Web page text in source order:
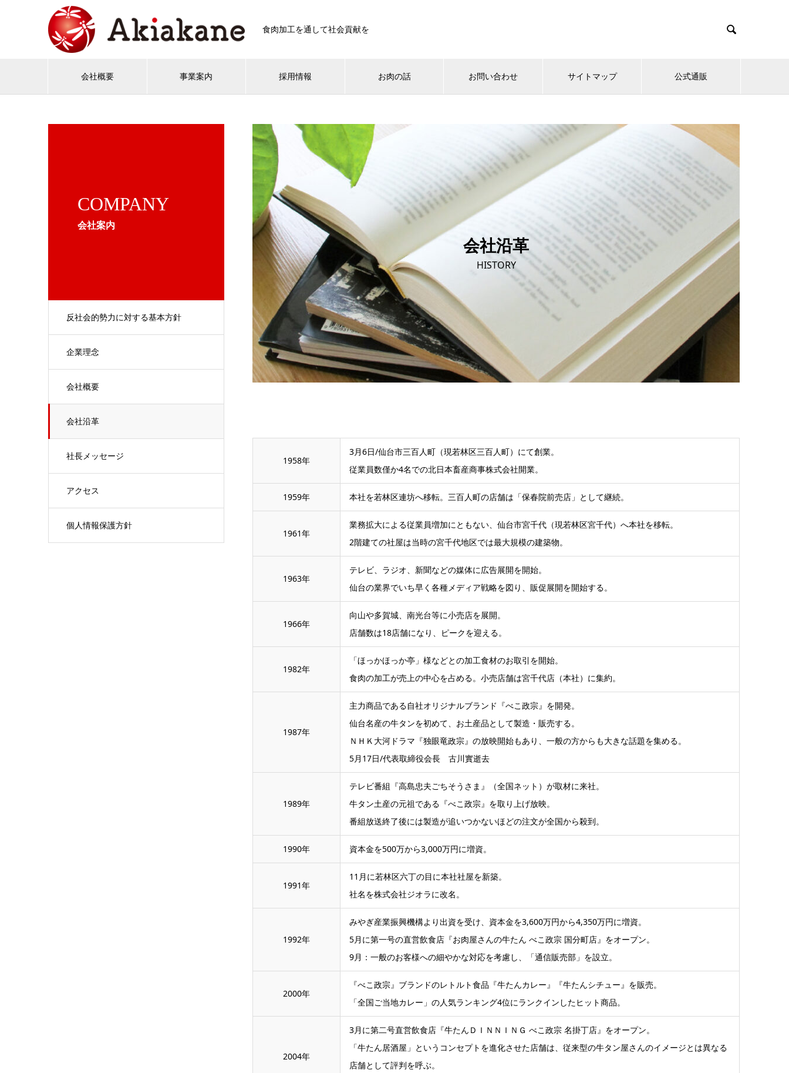
食肉加工を通して社会貢献を 
会社概要 事業案内 採用情報 お肉の話 お問い合わせ サイトマップ 公式通販
COMPANY
会社案内
反社会的勢力に対する基本方針
企業理念
会社概要
会社沿革
社長メッセージ
アクセス
個人情報保護方針
会社沿革
HISTORY
1958年
3月6日/仙台市三百人町（現若林区三百人町）にて創業。
従業員数僅か4名での北日本畜産商事株式会社開業。
1959年 本社を若林区連坊へ移転。三百人町の店舗は「保春院前売店」として継続。
1961年
業務拡大による従業員増加にともない、仙台市宮千代（現若林区宮千代）へ本社を移転。
2階建ての社屋は当時の宮千代地区では最大規模の建築物。
1963年
テレビ、ラジオ、新聞などの媒体に広告展開を開始。
仙台の業界でいち早く各種メディア戦略を図り、販促展開を開始する。
1966年
向山や多賀城、南光台等に小売店を展開。
店舗数は18店舗になり、ピークを迎える。
1982年
「ほっかほっか亭」様などとの加工食材のお取引を開始。
食肉の加工が売上の中心を占める。小売店舗は宮千代店（本社）に集約。
1987年
主力商品である自社オリジナルブランド『べこ政宗』を開発。
仙台名産の牛タンを初めて、お土産品として製造・販売する。
ＮＨＫ大河ドラマ『独眼竜政宗』の放映開始もあり、一般の方からも大きな話題を集める。
5月17日/代表取締役会長 古川實逝去
1989年
テレビ番組『高島忠夫ごちそうさま』（全国ネット）が取材に来社。
牛タン土産の元祖である『べこ政宗』を取り上げ放映。
番組放送終了後には製造が追いつかないほどの注文が全国から殺到。
1990年 資本金を500万から3,000万円に増資。
1991年
11月に若林区六丁の目に本社社屋を新築。
社名を株式会社ジオラに改名。
1992年
みやぎ産業振興機構より出資を受け、資本金を3,600万円から4,350万円に増資。
5月に第一号の直営飲食店『お肉屋さんの牛たん べこ政宗 国分町店』をオープン。
9月：一般のお客様への細やかな対応を考慮し、「通信販売部」を設立。
2000年
『べこ政宗』ブランドのレトルト食品『牛たんカレー』『牛たんシチュー』を販売。
「全国ご当地カレー」の人気ランキング4位にランクインしたヒット商品。
2004年
3月に第二号直営飲食店『牛たんＤＩＮＮＩＮＧ べこ政宗 名掛丁店』をオープン。
「牛たん居酒屋」というコンセプトを進化させた店舗は、従来型の牛タン屋さんのイメージとは異なる
店舗として評判を呼ぶ。